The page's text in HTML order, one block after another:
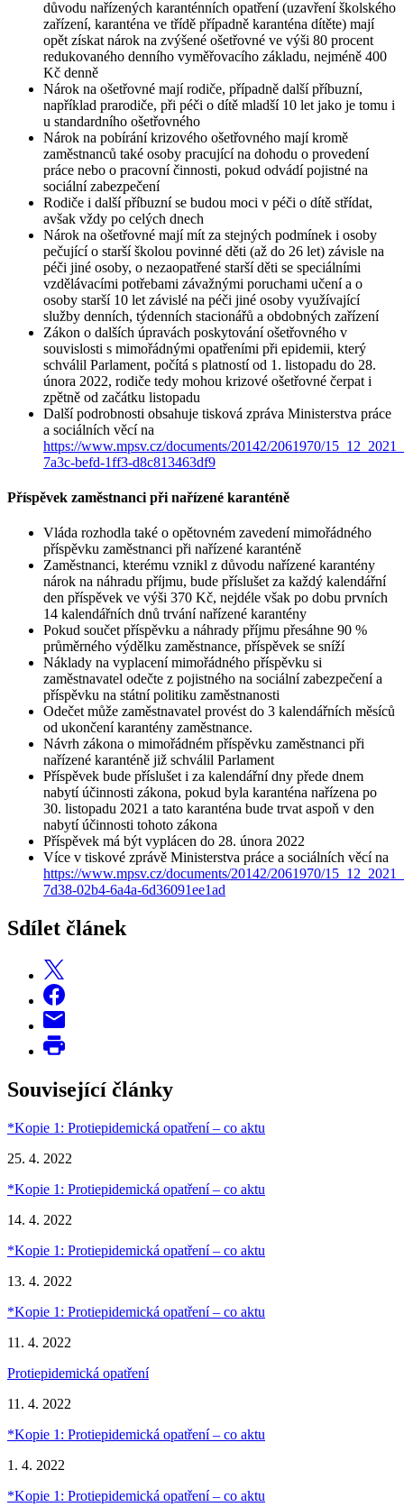
důvodu nařízených karanténních opatření (uzavření školského
zařízení, karanténa ve třídě případně karanténa dítěte) mají
opět získat nárok na zvýšené ošetřovné ve výši 80 procent
redukovaného denního vyměřovacího základu, nejméně 400
Kč denně
Nárok na ošetřovné mají rodiče, případně další příbuzní,
například prarodiče, při péči o dítě mladší 10 let jako je tomu i
u standardního ošetřovného
Nárok na pobírání krizového ošetřovného mají kromě
zaměstnanců také osoby pracující na dohodu o provedení
práce nebo o pracovní činnosti, pokud odvádí pojistné na
sociální zabezpečení
Rodiče i další příbuzní se budou moci v péči o dítě střídat,
avšak vždy po celých dnech
Nárok na ošetřovné mají mít za stejných podmínek i osoby
pečující o starší školou povinné děti (až do 26 let) závisle na
péči jiné osoby, o nezaopatřené starší děti se speciálními
vzdělávacími potřebami závažnými poruchami učení a o
osoby starší 10 let závislé na péči jiné osoby využívající
služby denních, týdenních stacionářů a obdobných zařízení
Zákon o dalších úpravách poskytování ošetřovného v
souvislosti s mimořádnými opatřeními při epidemii, který
schválil Parlament, počítá s platností od 1. listopadu do 28.
února 2022, rodiče tedy mohou krizové ošetřovné čerpat i
zpětně od začátku listopadu
Další podrobnosti obsahuje tisková zpráva Ministerstva práce
a sociálních věcí na
https://www.mpsv.cz/documents/20142/2061970/
7a3c-befd-1ff3-d8c813463df9
Příspěvek zaměstnanci při nařízené karanténě
Vláda rozhodla také o opětovném zavedení mimořádného
příspěvku zaměstnanci při nařízené karanténě
Zaměstnanci, kterému vznikl z důvodu nařízené karantény
nárok na náhradu příjmu, bude příslušet za každý kalendářní
den příspěvek ve výši 370 Kč, nejdéle však po dobu prvních
14 kalendářních dnů trvání nařízené karantény
Pokud součet příspěvku a náhrady příjmu přesáhne 90 %
průměrného výdělku zaměstnance, příspěvek se sníží
Náklady na vyplacení mimořádného příspěvku si
zaměstnavatel odečte z pojistného na sociální zabezpečení a
příspěvku na státní politiku zaměstnanosti
Odečet může zaměstnavatel provést do 3 kalendářních měsíců
od ukončení karantény zaměstnance.
Návrh zákona o mimořádném příspěvku zaměstnanci při
nařízené karanténě již schválil Parlament
Příspěvek bude příslušet i za kalendářní dny přede dnem
nabytí účinnosti zákona, pokud byla karanténa nařízena po
30. listopadu 2021 a tato karanténa bude trvat aspoň v den
nabytí účinnosti tohoto zákona
Příspěvek má být vyplácen do 28. února 2022
Více v tiskové zprávě Ministerstva práce a sociálních věcí na
https://www.mpsv.cz/documents/20142/2061970/
7d38-02b4-6a4a-6d36091ee1ad
Sdílet článek
Související články
*Kopie 1: Protiepidemická opatření – co aktu
25. 4. 2022
*Kopie 1: Protiepidemická opatření – co aktu
14. 4. 2022
*Kopie 1: Protiepidemická opatření – co aktu
13. 4. 2022
*Kopie 1: Protiepidemická opatření – co aktu
11. 4. 2022
Protiepidemická opatření
11. 4. 2022
*Kopie 1: Protiepidemická opatření – co aktu
1. 4. 2022
*Kopie 1: Protiepidemická opatření – co aktu